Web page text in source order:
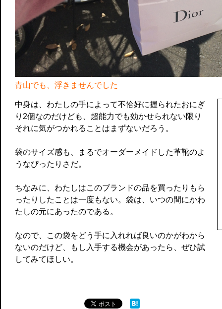
青山でも、浮きませんでした
中身は、わたしの手によって不恰好に握られたおにぎ
り2個なのだけども、超能力でも効かせられない限り
それに気がつかれることはまずないだろう。
袋のサイズ感も、まるでオーダーメイドした革靴のよ
うなぴったりさだ。
ちなみに、わたしはこのブランドの品を買ったりもら
ったりしたことは一度もない。袋は、いつの間にかわ
たしの元にあったのである。
なので、この袋をどう手に入れれば良いのかがわから
ないのだけど、もし入手する機会があったら、ぜひ試
してみてほしい。